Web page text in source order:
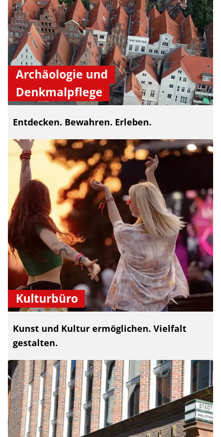
Archäologie und
Denkmalpflege
Entdecken. Bewahren. Erleben.
Kulturbüro
Kunst und Kultur ermöglichen. Vielfalt
gestalten.